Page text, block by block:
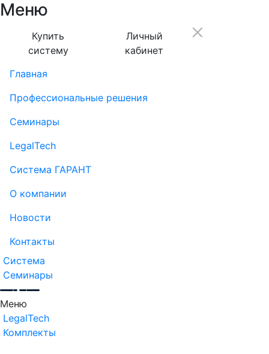
Меню
Купить
систему
Личный
кабинет
Главная
Профессиональные решения
Семинары
LegalTech
Система ГАРАНТ
О компании
Новости
Контакты
Система
Семинары
Меню
LegalTech
Комплекты